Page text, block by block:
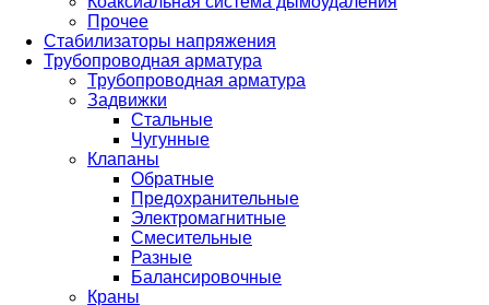
Прочее
Стабилизаторы напряжения
Трубопроводная арматура
Трубопроводная арматура
Задвижки
Стальные
Чугунные
Клапаны
Обратные
Предохранительные
Электромагнитные
Смесительные
Разные
Балансировочные
Краны